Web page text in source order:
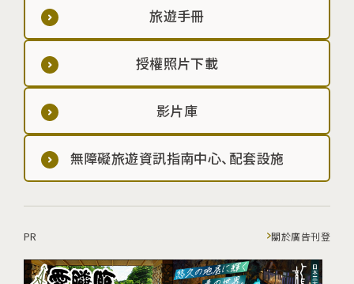
旅遊手冊
授權照片下載
影片庫
無障礙旅遊資訊指南中心、配套設施
PR 關於廣告刊登